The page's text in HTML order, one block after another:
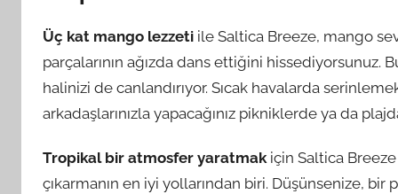
Üç kat mango lezzeti ile Saltica Breeze, mango
parçalarının ağızda dans ettiğini hissediyorsunuz.
halinizi de canlandırıyor. Sıcak havalarda
arkadaşlarınızla yapacağınız pikniklerde ya da
Tropikal bir atmosfer yaratmakiçin Saltica Breeze
çıkarmanın en iyi yollarından biri. Düşünsenize,